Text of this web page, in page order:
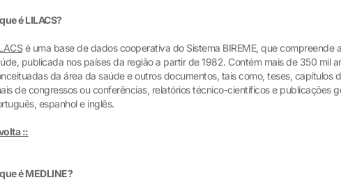
é LILACS?
é uma base de dados cooperativa do Sistema BIREME, que compreende
publicada nos países da região a partir de 1982. Contém mais de 350 mil
da área da saúde e outros documentos, tais como, teses, capítulos
de congressos ou conferências, relatórios técnico-científicos e publicações
espanhol e inglês.
::
é MEDLINE?